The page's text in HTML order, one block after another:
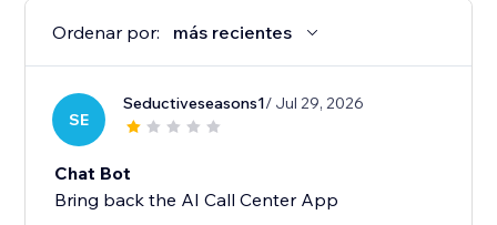
Ordenar por: más recientes
SE
Seductiveseasons1/ Jul 29, 2026
Chat Bot
Bring back the AI Call Center App